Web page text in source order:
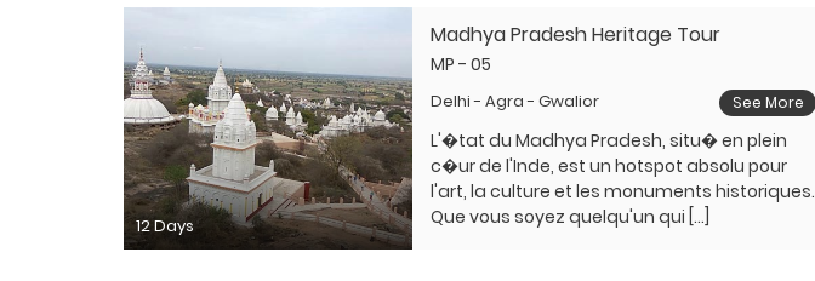
12 Days
Madhya Pradesh Heritage Tour
MP - 05
Delhi - Agra - Gwalior See More
L'�tat du Madhya Pradesh, situ� en plein
c�ur de l'Inde, est un hotspot absolu pour
l'art, la culture et les monuments historiques.
Que vous soyez quelqu'un qui […]